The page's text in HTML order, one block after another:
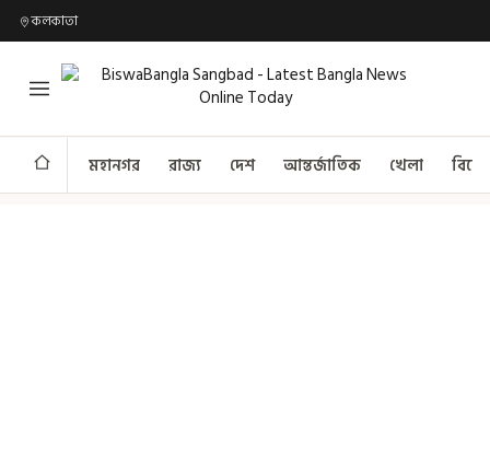
কলকাতা
মহানগর রাজ্য দেশ আন্তর্জাতিক খেলা